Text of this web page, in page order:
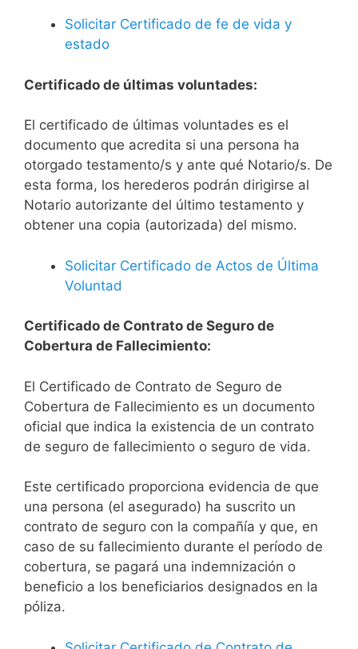
Solicitar Certificado de fe de vida y
estado
Certificado de últimas voluntades:
El certificado de últimas voluntades es el
documento que acredita si una persona ha
otorgado testamento/s y ante qué Notario/s. De
esta forma, los herederos podrán dirigirse al
Notario autorizante del último testamento y
obtener una copia (autorizada) del mismo.
Solicitar Certificado de Actos de Última
Voluntad
Certificado de Contrato de Seguro de
Cobertura de Fallecimiento:
El Certificado de Contrato de Seguro de
Cobertura de Fallecimiento es un documento
oficial que indica la existencia de un contrato
de seguro de fallecimiento o seguro de vida.
Este certificado proporciona evidencia de que
una persona (el asegurado) ha suscrito un
contrato de seguro con la compañía y que, en
caso de su fallecimiento durante el período de
cobertura, se pagará una indemnización o
beneficio a los beneficiarios designados en la
póliza.